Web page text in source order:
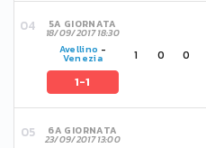
5A GIORNATA
18/09/2017 18:30
Avellino -
Venezia
1-1
1 0 0
6A GIORNATA
23/09/2017 13:00